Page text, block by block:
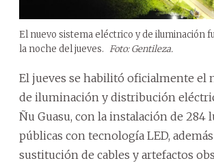
El nuevo sistema eléctrico y de iluminación
la noche del jueves. Foto: Gentileza.
El jueves se habilitó oficialmente el
de iluminación y distribución
Ñu Guasu, con la instalación de 284
públicas con tecnología LED,
sustitución de cables y artefactos